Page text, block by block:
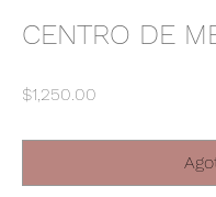
CENTRO DE
$1,250.00